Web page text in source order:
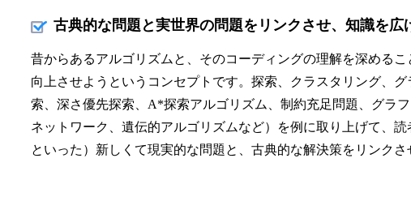
古典的な問題と実世界の問題をリンクさせ、知識を広
昔からあるアルゴリズムと、そのコーディングの理解を深める
向上させようというコンセプトです。探索、クラスタリング、
索、深さ優先探索、A*探索アルゴリズム、制約充足問題、グラ
ネットワーク、遺伝的アルゴリズムなど）を例に取り上げて、
といった）新しくて現実的な問題と、古典的な解決策をリンクさ